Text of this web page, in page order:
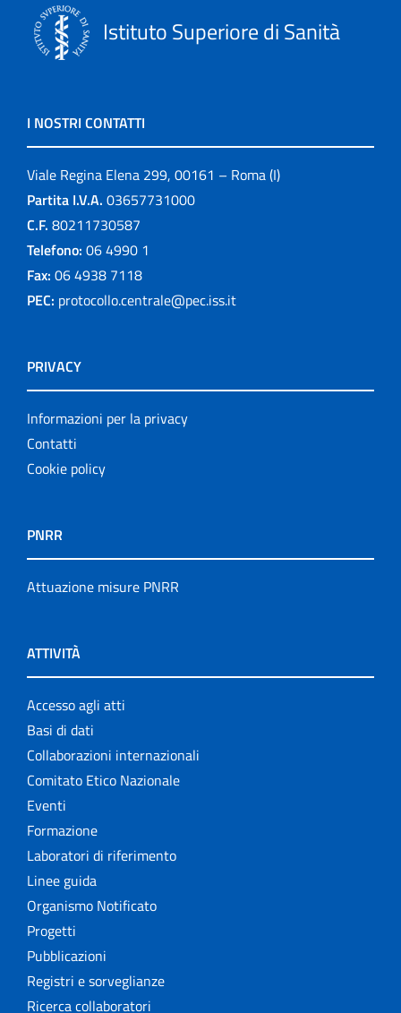
Istituto Superiore di Sanità
I NOSTRI CONTATTI
Viale Regina Elena 299, 00161 – Roma (I)
Partita I.V.A. 03657731000
C.F. 80211730587
Telefono: 06 4990 1
Fax: 06 4938 7118
PEC: protocollo.centrale@pec.iss.it
PRIVACY
Informazioni per la privacy
Contatti
Cookie policy
PNRR
Attuazione misure PNRR
ATTIVITÀ
Accesso agli atti
Basi di dati
Collaborazioni internazionali
Comitato Etico Nazionale
Eventi
Formazione
Laboratori di riferimento
Linee guida
Organismo Notificato
Progetti
Pubblicazioni
Registri e sorveglianze
Ricerca collaboratori